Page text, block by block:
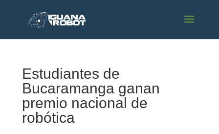
Estudiantes de
Bucaramanga ganan
premio nacional de
robótica